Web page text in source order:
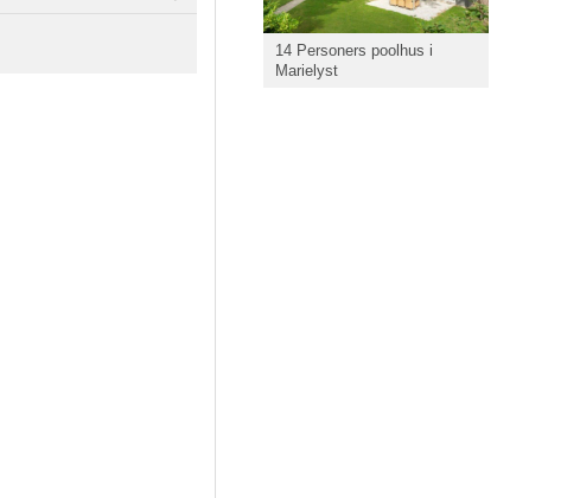
14 Personers poolhus i
Marielyst